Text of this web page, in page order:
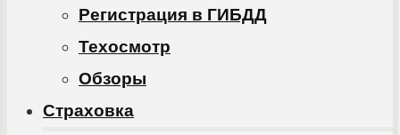
Регистрация в ГИБДД
Техосмотр
Обзоры
Cтраховка